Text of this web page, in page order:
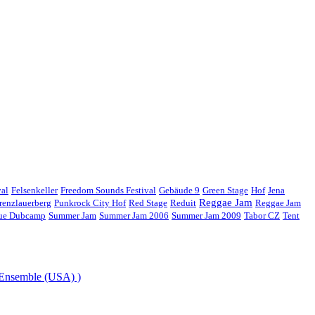
Felsenkeller Freedom Sounds Festival Gebäude 9 Green Stage Hof Jena
Punkrock City Hof Red Stage Reduit Reggae Jam Reggae Jam
Dubcamp Summer Jam Summer Jam 2006 Summer Jam 2009 Tabor CZ Tent
(USA) )